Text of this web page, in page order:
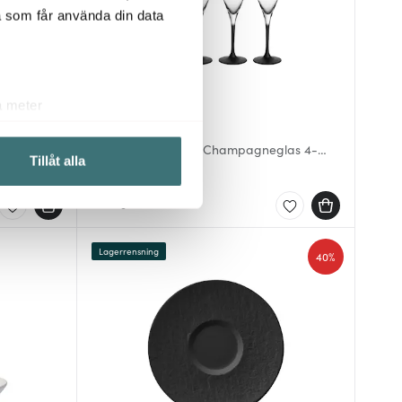
får använda din data
meter
tycker om. Det gör också
Tillåt alla
Manufacture Rock Champagneglas 4-
40%
Lagerrensning